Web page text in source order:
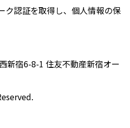
ク認証を取得し、個人情報の保
新宿6-8-1 住友不動産新宿オー